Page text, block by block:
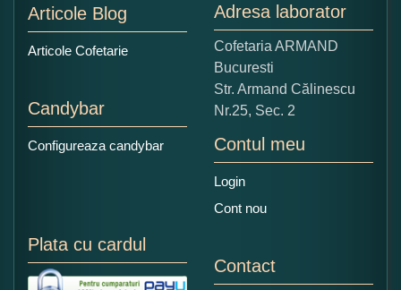
Copiati alaturi numarul din imagine:
Articole Blog
Articole Cofetarie
Candybar
Configureaza candybar
Adresa laborator
Cofetaria ARMAND
Bucuresti
Str. Armand Călinescu
Nr.25, Sec. 2
Contul meu
Login
Cont nou
Plata cu cardul
Contact